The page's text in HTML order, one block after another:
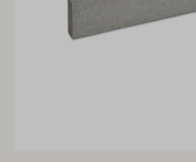
VERSTUREN